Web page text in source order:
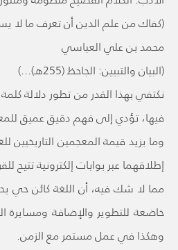
(كفاك من علم الدين أن تعرف ما لا
محمد بن علي العباسي
(البيان والتبيين: الجاحظ (255هـ)...)
نكتفي بهذا القدر من تطور دلالة
فيها، تؤدي إلى فهم دقيق عميق
وما يزيد قيمة المعجمين التاريخيين
إطلاقهما عبر بوابات إلكترونية
مما لا شك فيه، أن اللغة كائن حي
خاضعة للتطوير والإضافة ومسايرة
وهكذا في عمل مستمر مع الزمن.